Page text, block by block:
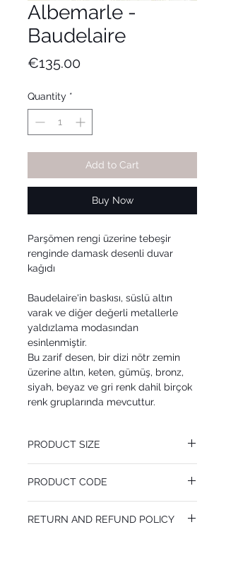
Albemarle -
Baudelaire
€135.00Price
Quantity *
Add to Cart
Buy Now
Parşömen rengi üzerine tebeşir
renginde damask desenli duvar
kağıdı
Baudelaire'in baskısı, süslü altın
varak ve diğer değerli metallerle
yaldızlama modasından
esinlenmiştir.
Bu zarif desen, bir dizi nötr zemin
üzerine altın, keten, gümüş, bronz,
siyah, beyaz ve gri renk dahil birçok
renk gruplarında mevcuttur.
PRODUCT SIZE
Pattern Repeat 64 cm
PRODUCT CODE
RETURN AND REFUND POLICY